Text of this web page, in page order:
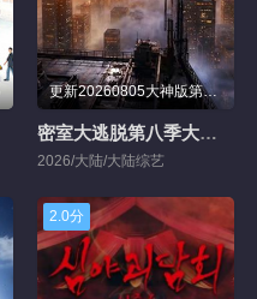
更新20260805大神版第3期：密神团解密爆梗一
密室大逃脱第八季大神版
2026/大陆/大陆综艺
2.0分